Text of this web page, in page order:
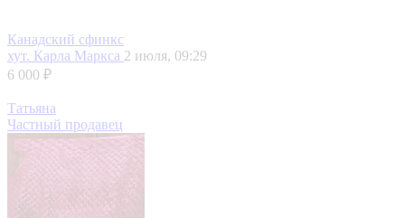
Канадский сфинкс
хут. Карла Маркса 2 июля, 09:29
6 000 ₽
Татьяна
Частный продавец